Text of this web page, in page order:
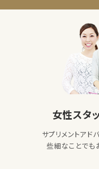
女性スタ
サプリメントアド
些細なことでも